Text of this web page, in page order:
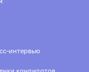
интервью